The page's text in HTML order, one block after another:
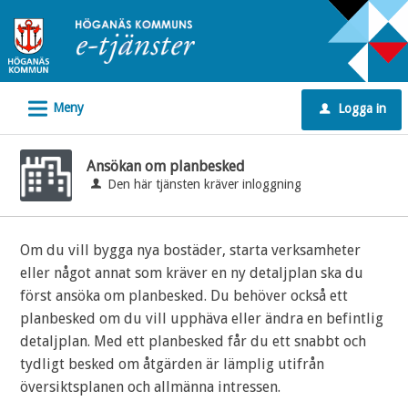
till
e-
tjänster
Höganäs
kommun
L Meny u Logga in
Ansökan om planbesked
Den här tjänsten kräver inloggning
Om du vill bygga nya bostäder, starta verksamheter
eller något annat som kräver en ny detaljplan ska du
först ansöka om planbesked. Du behöver också ett
planbesked om du vill upphäva eller ändra en befintlig
detaljplan. Med ett planbesked får du ett snabbt och
tydligt besked om åtgärden är lämplig utifrån
översiktsplanen och allmänna intressen.